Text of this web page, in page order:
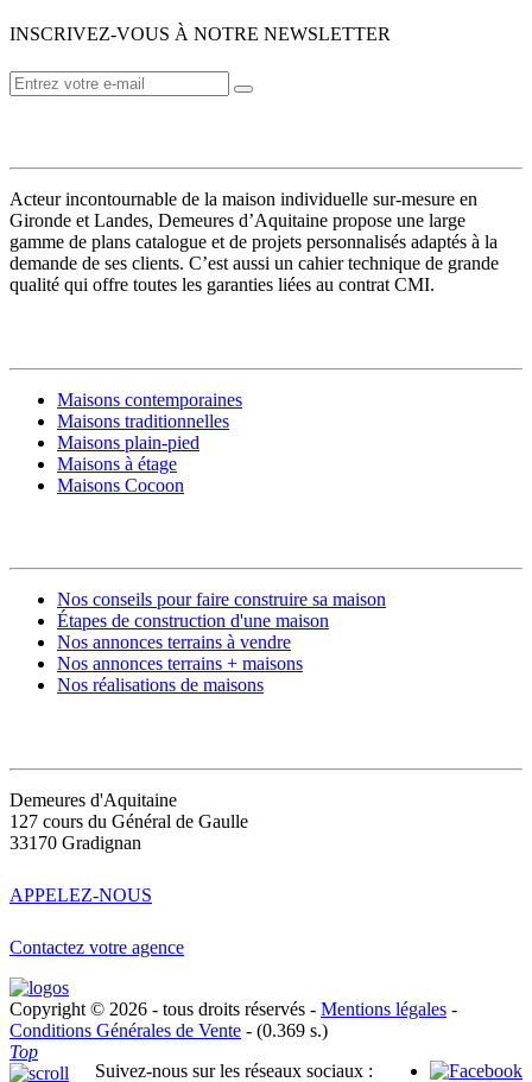
INSCRIVEZ-VOUS À NOTRE NEWSLETTER
Acteur incontournable de la maison individuelle sur-mesure en
Gironde et Landes, Demeures d’Aquitaine propose une large
gamme de plans catalogue et de projets personnalisés adaptés à la
demande de ses clients. C’est aussi un cahier technique de grande
qualité qui offre toutes les garanties liées au contrat CMI.
Maisons contemporaines
Maisons traditionnelles
Maisons plain-pied
Maisons à étage
Maisons Cocoon
Nos conseils pour faire construire sa maison
Étapes de construction d'une maison
Nos annonces terrains à vendre
Nos annonces terrains + maisons
Nos réalisations de maisons
Demeures d'Aquitaine
127 cours du Général de Gaulle
33170 Gradignan
APPELEZ-NOUS
Contactez votre agence
Copyright © 2026 - tous droits réservés - Mentions légales -
Conditions Générales de Vente - (0.369 s.)
Suivez-nous sur les réseaux sociaux :
Top